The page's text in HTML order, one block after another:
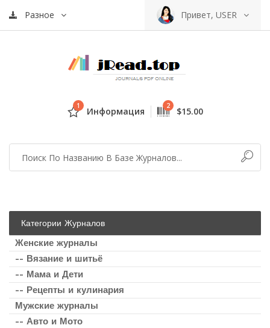
Разное Привет, USER
1 Информация 2 $15.00
Категории Журналов
Женские журналы
-- Вязание и шитьё
-- Мама и Дети
-- Рецепты и кулинария
Мужские журналы
-- Авто и Мото